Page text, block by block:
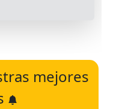
mejores